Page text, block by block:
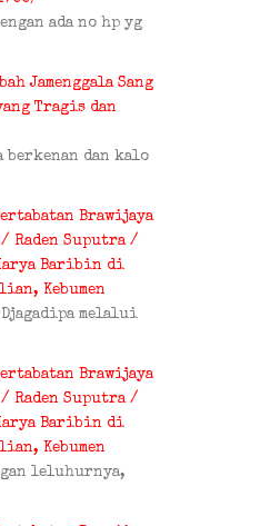
ada no hp yg
Jamenggala Sang
Tragis dan
berkenan dan kalo
Brawijaya
/ Raden Suputra /
Baribin di
Kebumen
melalui
Brawijaya
/ Raden Suputra /
Baribin di
Kebumen
leluhurnya,